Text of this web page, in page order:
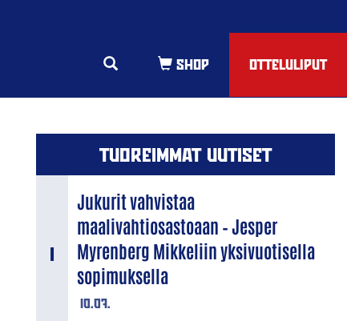
OTTELULIPUT
TUOREIMMAT UUTISET
10.07.
Jukurit vahvistaa
maalivahtiosastoaan – Jesper
Myrenberg Mikkeliin yksivuotisella
sopimuksella